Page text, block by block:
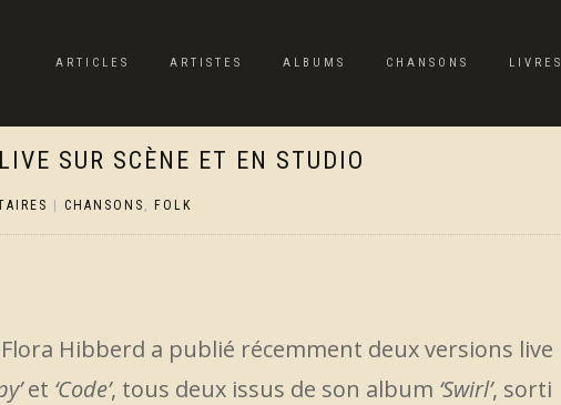
ARTICLES ARTISTES ALBUMS CHANSONS LIVRES
SUR SCÈNE ET EN STUDIO
CHANSONS , FOLK
Hibberd a publié récemment deux versions live
et ‘Code’, tous deux issus de son album ‘Swirl’, sorti